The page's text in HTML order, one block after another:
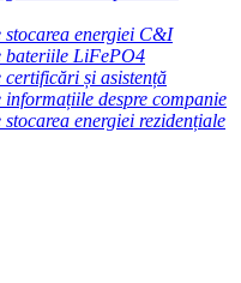
stocarea energiei C&I
bateriile LiFePO4
certificări și asistență
informațiile despre companie
energiei rezidențiale